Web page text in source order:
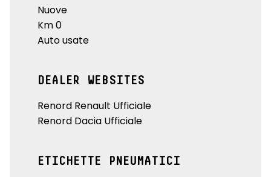
Nuove
Km 0
Auto usate
DEALER WEBSITES
Renord Renault Ufficiale
Renord Dacia Ufficiale
ETICHETTE PNEUMATICI